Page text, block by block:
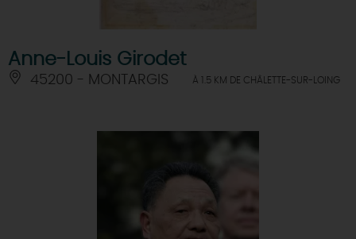
Anne-Louis Girodet
45200 - MONTARGIS À 1.5 KM DE CHÂLETTE-SUR-LOING